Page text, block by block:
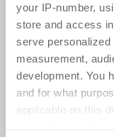
your IP-number,
store and access
serve personalized
measurement,
development. You
and for what
applicable on this
und immer
den ...
Ingeborg-